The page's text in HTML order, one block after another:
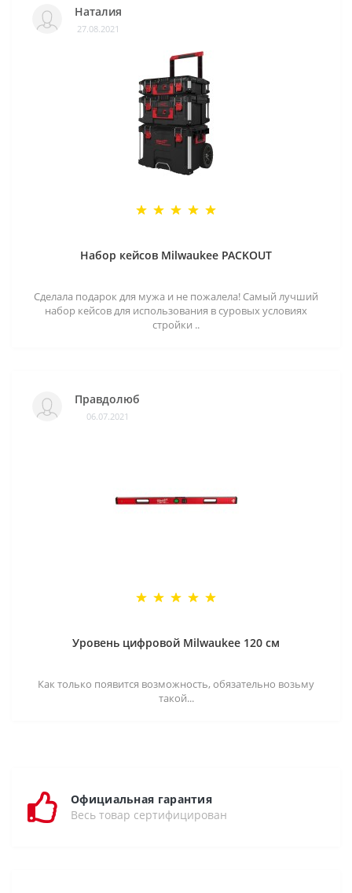
Наталия
27.08.2021
Набор кейсов Milwaukee PACKOUT
Сделала подарок для мужа и не пожалела! Самый лучший
набор кейсов для использования в суровых условиях
стройки ..
Правдолюб
06.07.2021
Уровень цифровой Milwaukee 120 см
Как только появится возможность, обязательно возьму
такой...
Официальная гарантия
Весь товар сертифицирован